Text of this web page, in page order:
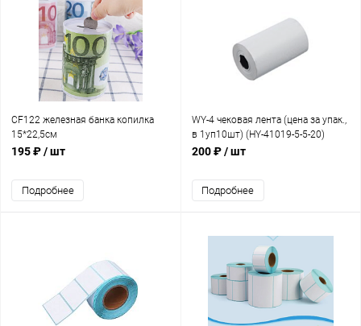
CF122 железная банка копилка
15*22,5см
195 ₽/ шт
Подробнее
WY-4 чековая лента (цена за упак.,
в 1уп10шт) (HY-41019-5-5-20)
200 ₽/ шт
Подробнее